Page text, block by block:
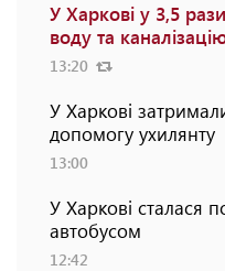
У Харкові у 3,5
воду та
13:20
У Харкові
допомогу ухилянту
13:00
У Харкові сталася
автобусом
12:42